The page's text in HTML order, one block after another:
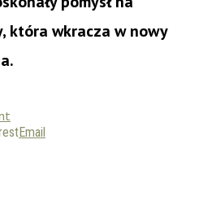
która wkracza w nowy
Email